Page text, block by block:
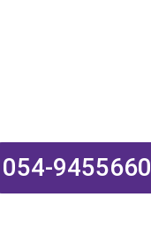
054-9455660